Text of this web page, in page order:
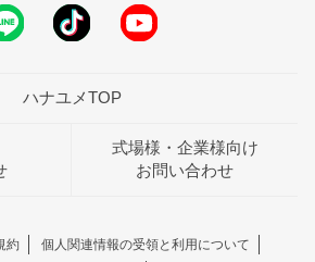
ハナユメTOP
式場様・企業様向け
お問い合わせ
約 個人関連情報の受領と利用について